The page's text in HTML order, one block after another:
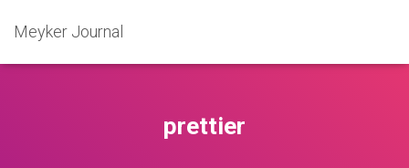
Meyker Journal
prettier